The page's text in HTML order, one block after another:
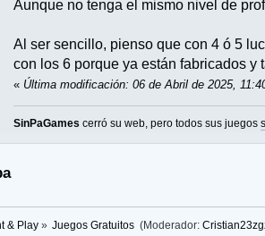
Aunque no tenga el mismo nivel de
Al ser sencillo, pienso que con 4 ó 5
con los 6 porque ya están fabricados y
« Última modificación: 06 de Abril de 2025,
SinPaGames cerró su web, pero todos sus juegos
& Play» Juegos Gratuitos (Moderador: